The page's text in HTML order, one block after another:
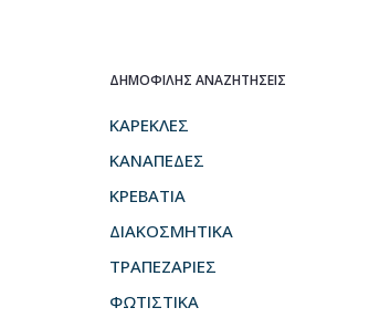
ΔΗΜΟΦΙΛΗΣ ΑΝΑΖΗΤΗΣΕΙΣ
ΚΑΡΕΚΛΕΣ
ΚΑΝΑΠΕΔΕΣ
ΚΡΕΒΑΤΙΑ
ΔΙΑΚΟΣΜΗΤΙΚΑ
ΤΡΑΠΕΖΑΡΙΕΣ
ΦΩΤΙΣΤΙΚΑ